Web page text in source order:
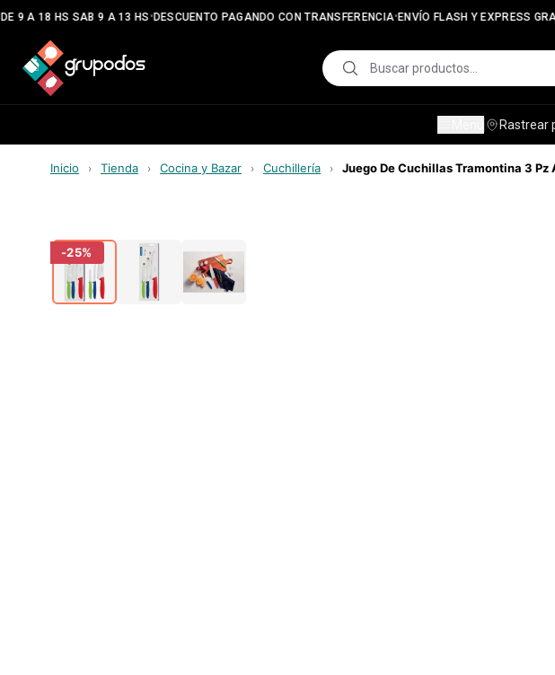
9 A 18 HS SAB 9 A 13 HS•DESCUENTO PAGANDO CON TRANSFERENCIA•ENVÍO FLASH Y EXPRESS
Rastrear
Inicio › Tienda › Cocina y Bazar › Cuchillería › Juego De Cuchillas Tramontina 3 Pz
-25%